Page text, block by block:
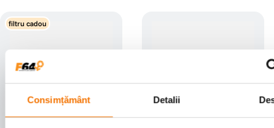
Consimțământ Detalii
filtru cadou